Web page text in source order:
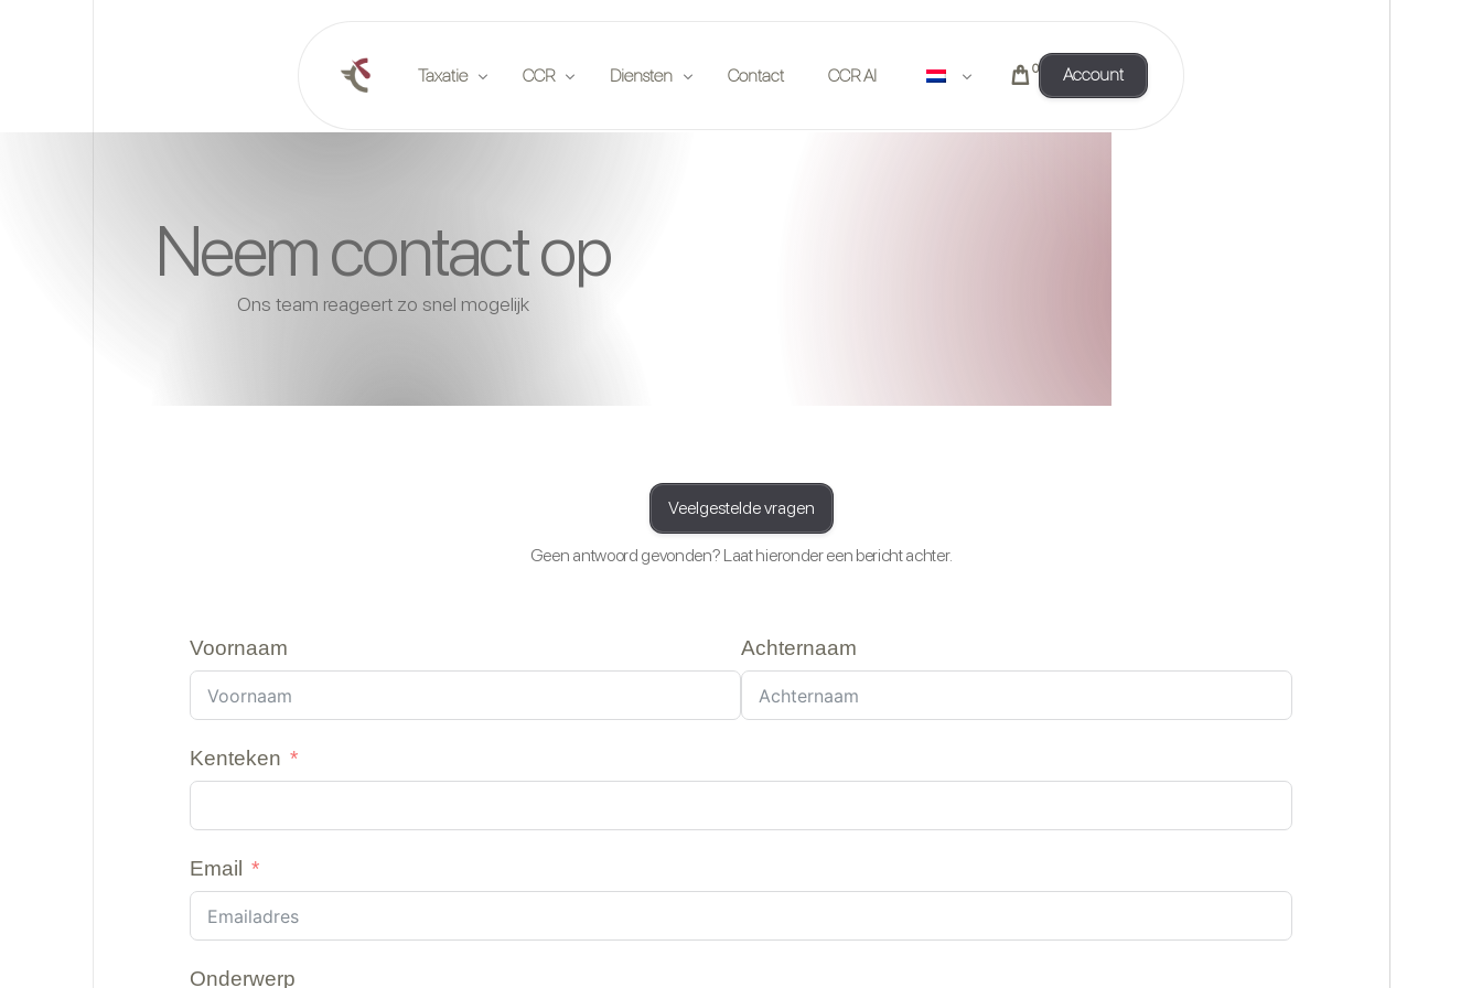
Taxatie
Taxatie op locatie
Marktrapporten
CCR
Events
Solliciteren
Diensten Contact CCR AI 0 Account
Neem contact op
Ons team reageert zo snel mogelijk
Veelgestelde vragen
Geen antwoord gevonden? Laat hieronder een bericht achter.
Voornaam Achternaam
Kenteken
Email
Onderwerp